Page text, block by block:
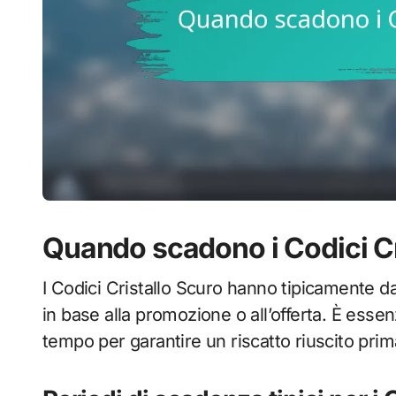
Quando scadono i Codici
I Codici Cristallo Scuro hanno tipicamente
in base alla promozione o all’offerta. È
tempo per garantire un riscatto riuscito